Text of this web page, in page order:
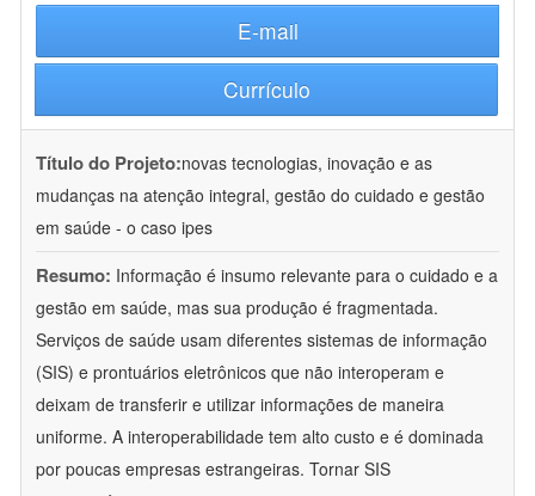
E-mail
Currículo
Título do Projeto:novas tecnologias, inovação e as
mudanças na atenção integral, gestão do cuidado e gestão
em saúde - o caso ipes
Resumo: Informação é insumo relevante para o cuidado e a
gestão em saúde, mas sua produção é fragmentada.
Serviços de saúde usam diferentes sistemas de informação
(SIS) e prontuários eletrônicos que não interoperam e
deixam de transferir e utilizar informações de maneira
uniforme. A interoperabilidade tem alto custo e é dominada
por poucas empresas estrangeiras. Tornar SIS